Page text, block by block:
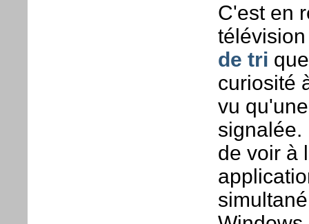
C'est en
de tri
curiosité
vu
signalée.
de voir à